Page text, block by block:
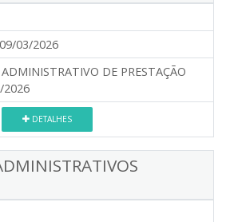
09/03/2026
DE PRESTAÇÃO
2026
DETALHES